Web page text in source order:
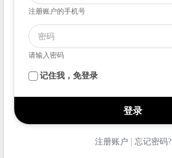
注册账户的手机号
请输入密码
记住我，免登录
注册账户 | 忘记密码?